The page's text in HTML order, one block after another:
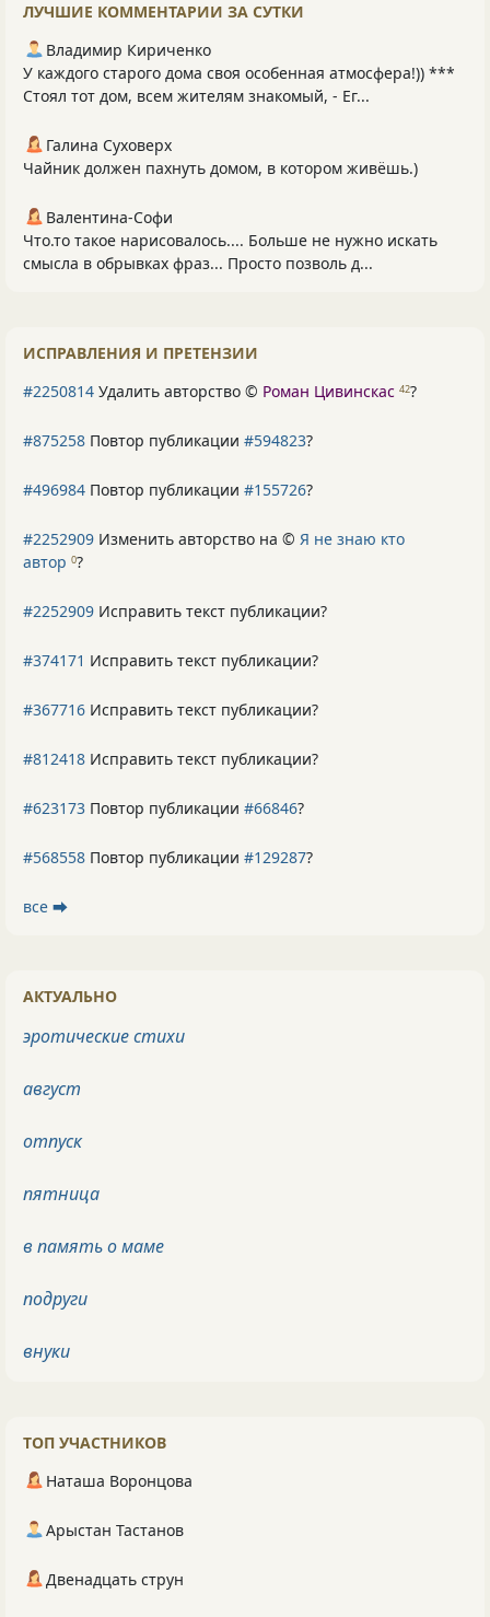
ЛУЧШИЕ КОММЕНТАРИИ ЗА СУТКИ
Владимир Кириченко
У каждого старого дома своя особенная атмосфера!)) ***
Стоял тот дом, всем жителям знакомый, - Ег...
Галина Суховерх
Чайник должен пахнуть домом, в котором живёшь.)
Валентина-Софи
Что.то такое нарисовалось.... Больше не нужно искать
смысла в обрывках фраз... Просто позволь д...
ИСПРАВЛЕНИЯ И ПРЕТЕНЗИИ
#2250814 Удалить авторство © Роман Цивинскас 42?
#875258 Повтор публикации #594823?
#496984 Повтор публикации #155726?
#2252909 Изменить авторство на © Я не знаю кто
автор 0?
#2252909 Исправить текст публикации?
#374171 Исправить текст публикации?
#367716 Исправить текст публикации?
#812418 Исправить текст публикации?
#623173 Повтор публикации #66846?
#568558 Повтор публикации #129287?
все ⮕
АКТУАЛЬНО
эротические стихи
август
отпуск
пятница
в память о маме
подруги
внуки
ТОП УЧАСТНИКОВ
Наташа Воронцова
Арыстан Тастанов
Двенадцать струн